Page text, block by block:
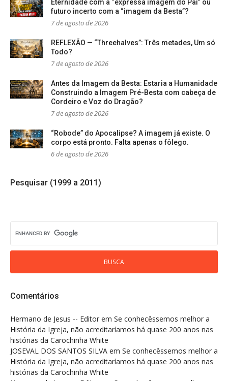
Eternidade com a “expressa imagem do Pai” ou
futuro incerto com a “imagem da Besta”?
7 de agosto de 2026
REFLEXÃO — “Threehalves”: Três metades, Um só
Todo?
7 de agosto de 2026
Antes da Imagem da Besta: Estaria a Humanidade
Construindo a Imagem Pré-Besta com cabeça de
Cordeiro e Voz do Dragão?
7 de agosto de 2026
“Robode” do Apocalipse? A imagem já existe. O
corpo está pronto. Falta apenas o fôlego.
6 de agosto de 2026
Pesquisar (1999 a 2011)
Comentários
Hermano de Jesus -- Editor em Se conhecêssemos melhor a
História da Igreja, não acreditaríamos há quase 200 anos nas
histórias da Carochinha White
JOSEVAL DOS SANTOS SILVA em Se conhecêssemos melhor a
História da Igreja, não acreditaríamos há quase 200 anos nas
histórias da Carochinha White